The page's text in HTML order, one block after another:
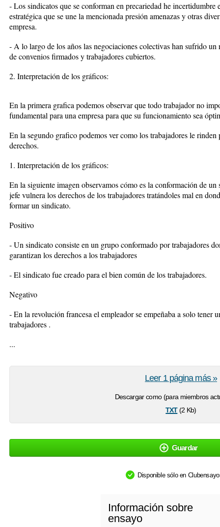
- Los sindicatos que se conforman en precariedad he incertidumbre
estratégica que se une la mencionada presión amenazas y otras
empresa.
- A lo largo de los años las negociaciones colectivas han sufrido
de convenios firmados y trabajadores cubiertos.
2. Interpretación de los gráficos:
En la primera grafica podemos observar que todo trabajador no
fundamental para una empresa para que su funcionamiento sea
En la segundo grafico podemos ver como los trabajadores le
derechos.
1. Interpretación de los gráficos:
En la siguiente imagen observamos cómo es la conformación de
jefe vulnera los derechos de los trabajadores tratándoles mal en
formar un sindicato.
Positivo
- Un sindicato consiste en un grupo conformado por trabajadores
garantizan los derechos a los trabajadores
- El sindicato fue creado para el bien común de los trabajadores.
Negativo
- En la revolución francesa el empleador se empeñaba a solo tener
trabajadores .
...
Descargar como (para miembros
txt(2 Kb)
Leer 1 página más »
Guardar
Disponible sólo en
Información sobre
ensayo